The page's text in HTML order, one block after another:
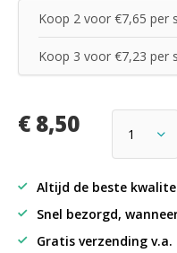
Koop 2 voor €7,65 per
Koop 3 voor €7,23 per
€ 8,50
Altijd de beste
Snel bezorgd,
Gratis verzending v.a.